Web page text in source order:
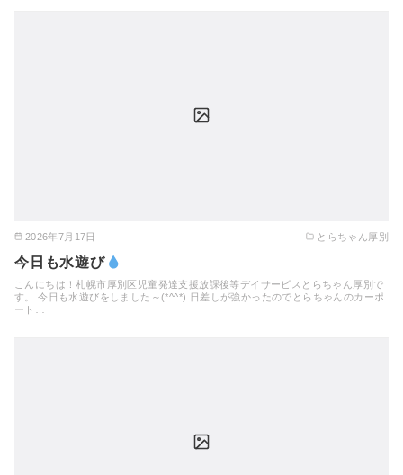
2026年7月17日 とらちゃん厚別
今日も水遊び
こんにちは！札幌市厚別区児童発達支援放課後等デイサービスとらちゃん厚別で
す。 今日も水遊びをしました～(*^^*) 日差しが強かったのでとらちゃんのカーポ
ート…